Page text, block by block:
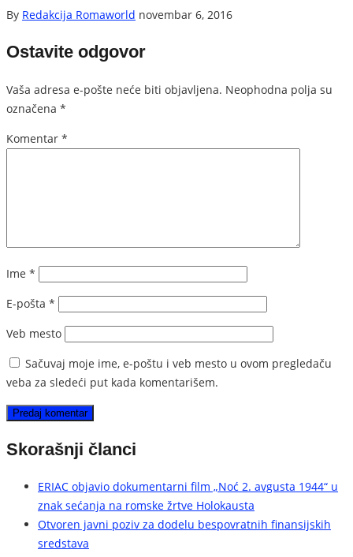
By Redakcija Romaworld novembar 6, 2016
Ostavite odgovor
Vaša adresa e-pošte neće biti objavljena. Neophodna polja su
označena *
Komentar *
Ime *
E-pošta *
Veb mesto
Sačuvaj moje ime, e-poštu i veb mesto u ovom pregledaču
veba za sledeći put kada komentarišem.
Skorašnji članci
ERIAC objavio dokumentarni film „Noć 2. avgusta 1944“ u
znak sećanja na romske žrtve Holokausta
Otvoren javni poziv za dodelu bespovratnih finansijskih
sredstava